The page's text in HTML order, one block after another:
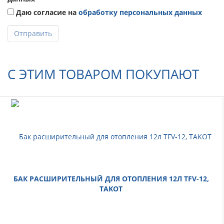
Даю согласие на обработку персональных данных
Отправить
С ЭТИМ ТОВАРОМ ПОКУПАЮТ
БАК РАСШИРИТЕЛЬНЫЙ ДЛЯ ОТОПЛЕНИЯ 12Л TFV-12,
TAKOT